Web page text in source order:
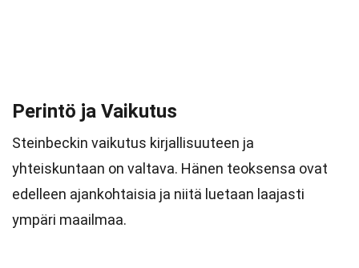
Perintö ja Vaikutus
Steinbeckin vaikutus kirjallisuuteen ja
yhteiskuntaan on valtava. Hänen teoksensa ovat
edelleen ajankohtaisia ja niitä luetaan laajasti
ympäri maailmaa.